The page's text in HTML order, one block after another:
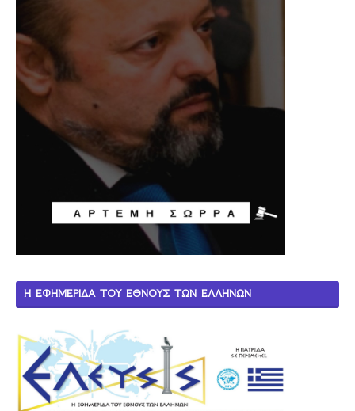
Η ΕΦΗΜΕΡΙΔΑ ΤΟΥ ΕΘΝΟΥΣ ΤΩΝ ΕΛΛΗΝΩΝ